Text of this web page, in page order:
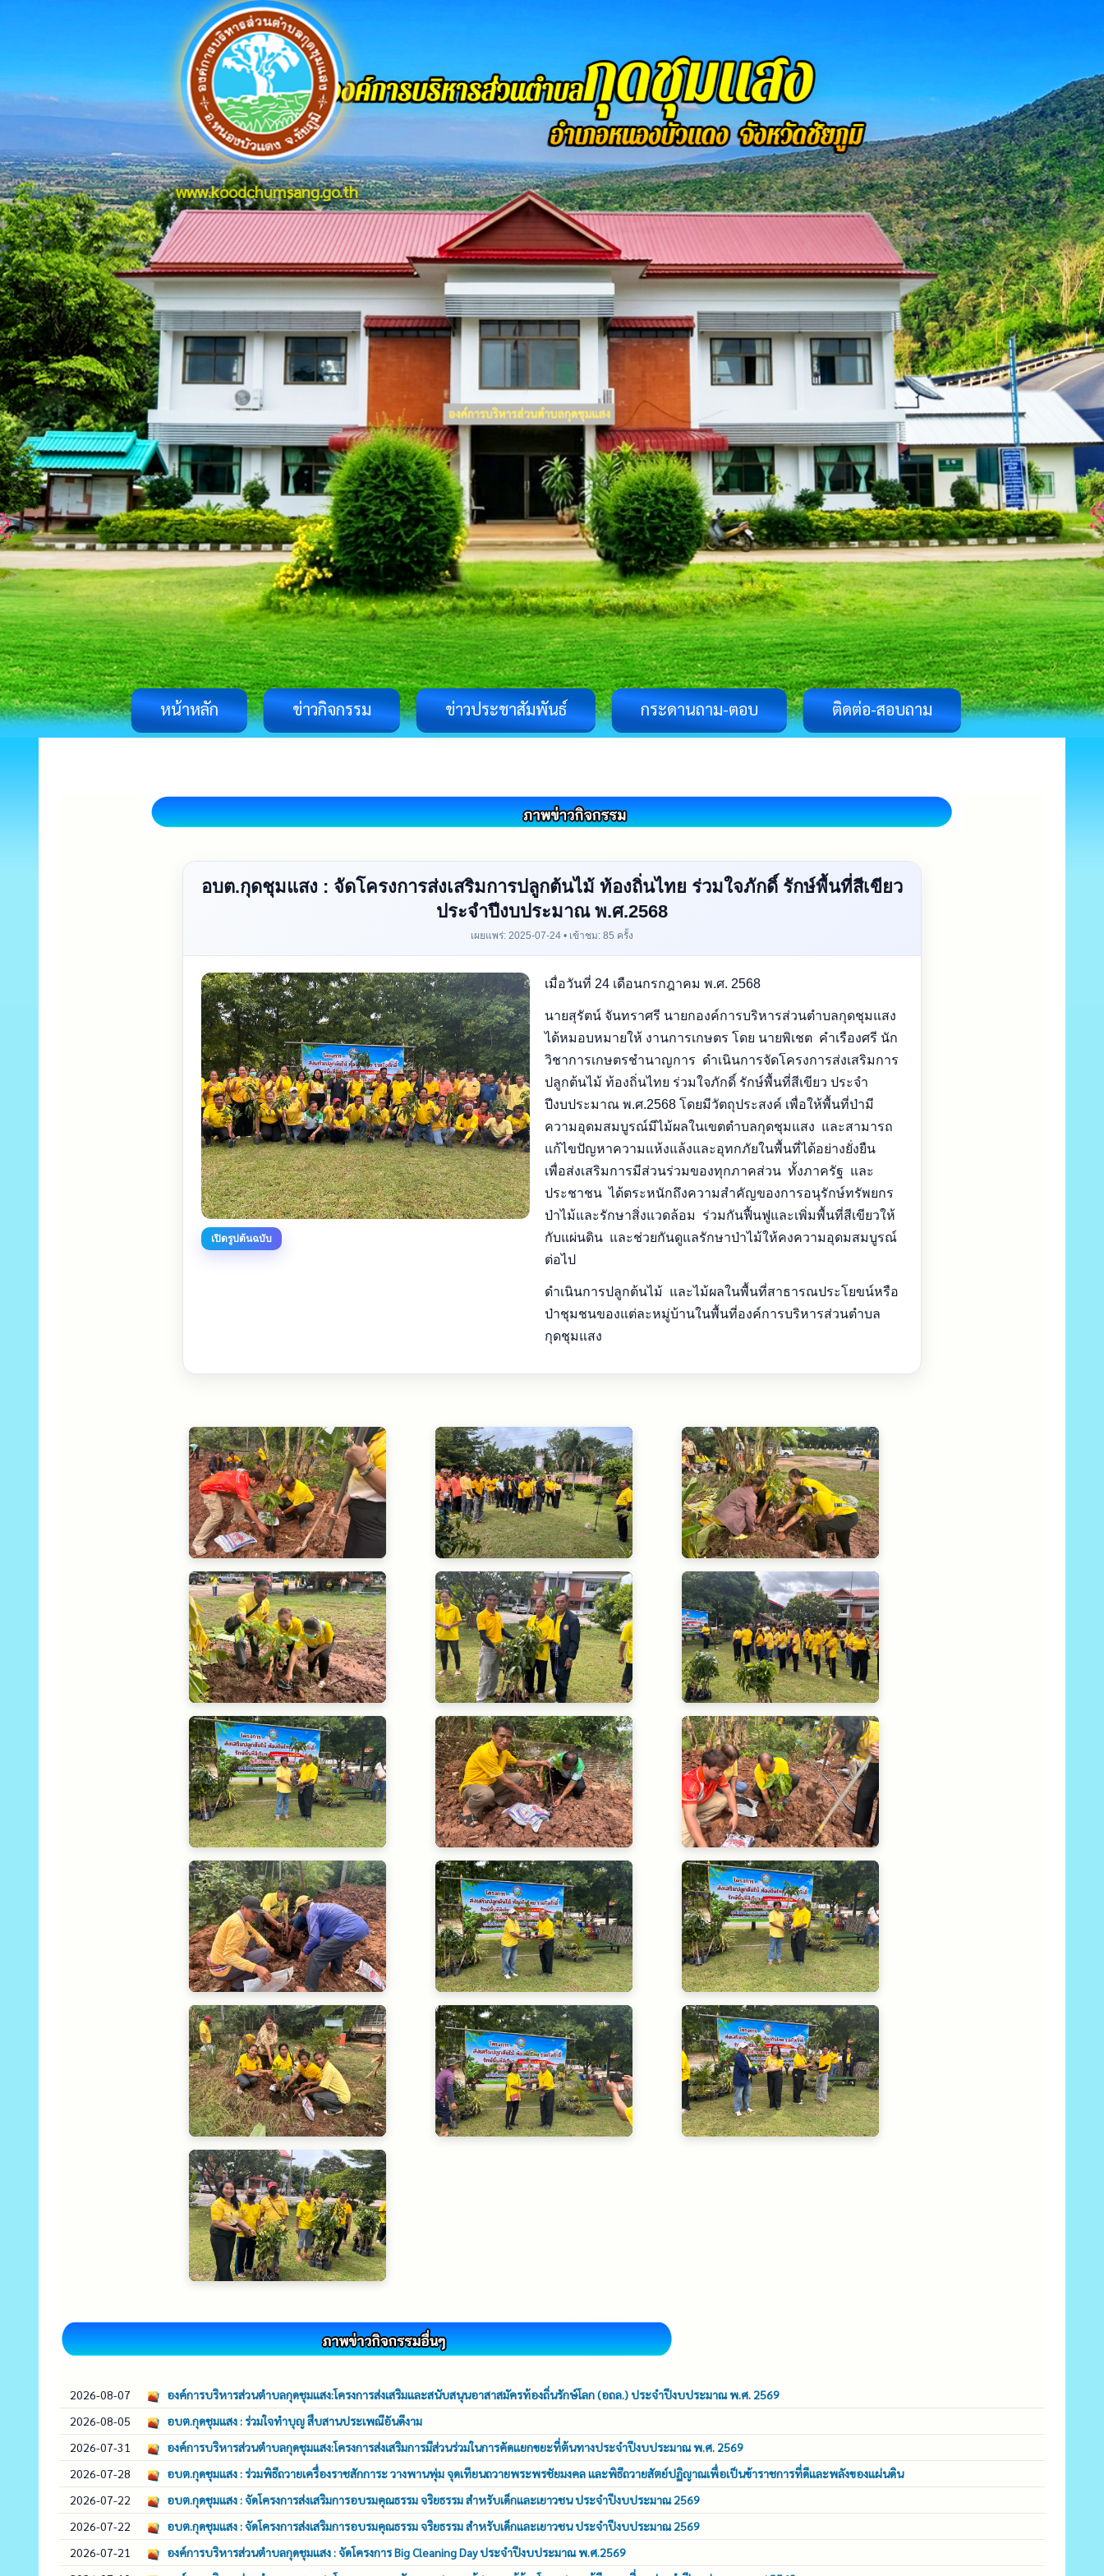
www.koodchumsang.go.th
หน้าหลัก ข่าวกิจกรรม ข่าวประชาสัมพันธ์ กระดานถาม-ตอบ ติดต่อ-สอบถาม
อบต.กุดชุมแสง : จัดโครงการส่งเสริมการปลูกต้นไม้ ท้องถิ่นไทย ร่วมใจภักดิ์ รักษ์พื้นที่สีเขียว
ประจำปีงบประมาณ พ.ศ.2568
เผยแพร่: 2025-07-24 • เข้าชม: 85 ครั้ง
เปิดรูปต้นฉบับ
เมื่อวันที่ 24 เดือนกรกฎาคม พ.ศ. 2568
นายสุรัตน์ จันทราศรี นายกองค์การบริหารส่วนตำบลกุดชุมแสง
ได้หมอบหมายให้ งานการเกษตร โดย นายพิเชต คำเรืองศรี นัก
วิชาการเกษตรชำนาญการ ดำเนินการจัดโครงการส่งเสริมการ
ปลูกต้นไม้ ท้องถิ่นไทย ร่วมใจภักดิ์ รักษ์พื้นที่สีเขียว ประจำ
ปีงบประมาณ พ.ศ.2568 โดยมีวัตถุประสงค์ เพื่อให้พื้นที่ป่ามี
ความอุดมสมบูรณ์มีไม้ผลในเขตตำบลกุดชุมแสง และสามารถ
แก้ไขปัญหาความแห้งแล้งและอุทกภัยในพื้นที่ได้อย่างยั่งยืน
เพื่อส่งเสริมการมีส่วนร่วมของทุกภาคส่วน ทั้งภาครัฐ และ
ประชาชน ได้ตระหนักถึงความสำคัญของการอนุรักษ์ทรัพยกร
ป่าไม้และรักษาสิ่งแวดล้อม ร่วมกันฟื้นฟูและเพิ่มพื้นที่สีเขียวให้
กับแผ่นดิน และช่วยกันดูแลรักษาป่าไม้ให้คงความอุดมสมบูรณ์
ต่อไป
ดำเนินการปลูกต้นไม้ และไม้ผลในพื้นที่สาธารณประโยขน์หรือ
ป่าชุมชนของแต่ละหมู่บ้านในพื้นที่องค์การบริหารส่วนตำบล
กุดชุมแสง
2026-08-07
องค์การบริหารส่วนตำบลกุดชุมแสง:โครงการส่งเสริมและสนับสนุนอาสาสมัครท้องถิ่นรักษ์โลก (อถล.) ประจำปีงบประมาณ พ.ศ. 2569
2026-08-05
อบต.กุดชุมแสง : ร่วมใจทำบุญ สืบสานประเพณีอันดีงาม
2026-07-31
องค์การบริหารส่วนตำบลกุดชุมแสง:โครงการส่งเสริมการมีส่วนร่วมในการคัดแยกขยะที่ต้นทางประจำปีงบประมาณ พ.ศ. 2569
2026-07-28
อบต.กุดชุมแสง : ร่วมพิธีถวายเครื่องราชสักการะ วางพานพุ่ม จุดเทียนถวายพระพรชัยมงคล และพิธีถวายสัตย์ปฏิญาณเพื่อเป็นข้าราชการที่ดีและพลังของแผ่นดิน
2026-07-22
อบต.กุดชุมแสง : จัดโครงการส่งเสริมการอบรมคุณธรรม จริยธรรม สำหรับเด็กและเยาวชน ประจำปีงบประมาณ 2569
2026-07-22
อบต.กุดชุมแสง : จัดโครงการส่งเสริมการอบรมคุณธรรม จริยธรรม สำหรับเด็กและเยาวชน ประจำปีงบประมาณ 2569
2026-07-21
องค์การบริหารส่วนตำบลกุดชุมแสง : จัดโครงการ Big Cleaning Day ประจำปีงบประมาณ พ.ศ.2569